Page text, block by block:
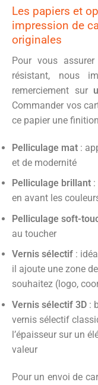
Les papiers et
impression de
originales
Pour vous
résistant, nous
remerciement sur
Commander vos
ce papier une
Pelliculage mat :
et de modernité
Pelliculage brillant
en avant les
Pelliculage soft-
au toucher
Vernis sélectif :
il ajoute une zone
souhaitez (logo,
Vernis sélectif 3D :
vernis sélectif
l’épaisseur sur un
valeur
Pour un envoi de